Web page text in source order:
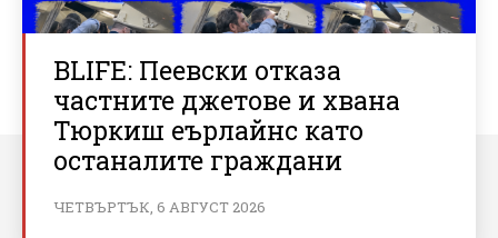
BLIFE: Пеевски отказа
частните джетове и хвана
Тюркиш еърлайнс като
останалите граждани
ЧЕТВЪРТЪК, 6 АВГУСТ 2026